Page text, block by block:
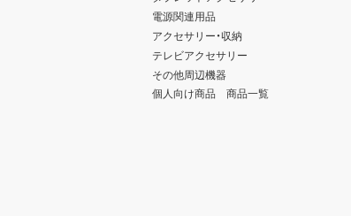
電源関連用品
アクセサリー・収納
テレビアクセサリー
その他周辺機器
個人向け商品 商品一覧